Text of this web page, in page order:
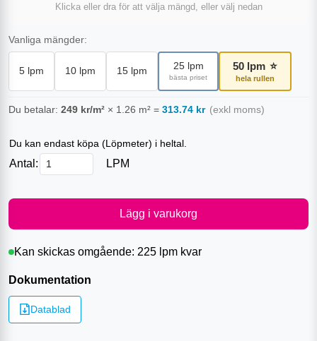
Klicka eller dra för att välja mängd, eller välj nedan
Vanliga mängder:
5 lpm 10 lpm 15 lpm 25lpm
bästa priset
50 lpm ⭐
hela rullen
Du betalar: 249 kr/m² × 1.26 m² = 313.74 kr (exkl moms)
Du kan endast köpa (Löpmeter) i heltal.
Antal: LPM
Lägg i varukorg
Kan skickas omgående: 225 lpm kvar
Dokumentation
Datablad